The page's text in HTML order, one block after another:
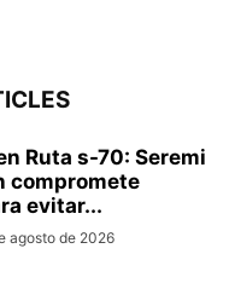
Ruta s-70: Seremi
compromete
evitar...
agosto de 2026